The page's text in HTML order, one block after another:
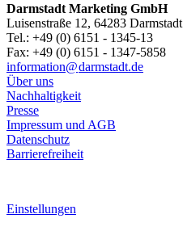
Darmstadt Marketing GmbH
Luisenstraße 12, 64283 Darmstadt
Tel.: +49 (0) 6151 - 1345-13
Fax: +49 (0) 6151 - 1347-5858
information@darmstadt.de
Über uns
Nachhaltigkeit
Presse
Impressum und AGB
Datenschutz
Barrierefreiheit
Einstellungen